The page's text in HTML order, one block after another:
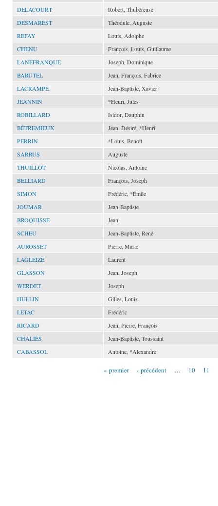
DELACOURT
Robert, Thubéreuse
DESMAREST
Théodule, Auguste
REFAY
Louis, Adolphe
CHENU
François, Louis, Guillaume
LANEFRANQUE
Joseph, Dominique
BARUTEL
Jean, François, Fabrice
LACRAMPE
Jean-Baptiste, Xavier
JEANNIN
*Henri, Jules
ROBILLARD
Isidor, Dauphin
BÉTREMIEUX
Jean, Désiré, *Henri
PERRIN
*Louis, Benoît
SARRUS
Auguste
THUILLOT
Nicolas, Antoine
BELLIARD
François, Joseph
SIMON
Frédéric, *Émile
JOUMAR
Jean-Baptiste
BROQUISSE
Jean
SCHEU
Jean-Baptiste, René
AUROSSET
Pierre, Marie
LAGLEIZE
Laurent
GLASSON
Jean, Joseph
WERDET
Joseph
HULLIN
Gilles, Louis
LETAC
Frédéric
RICARD
Jean, Pierre, François
CHALIÈS
Jean-Baptiste, Toussaint
CABASSOL
Antoine, *Alexandre
« premier ‹ précédent … 10 11